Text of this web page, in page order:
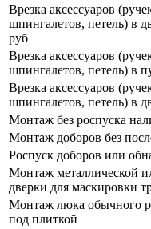
Врезка аксессуаров
шпингалетов, петель) в
руб
Врезка аксессуаров
шпингалетов, петель) в
Врезка аксессуаров
шпингалетов, петель) в
Монтаж без роспуска
Монтаж доборов без
Роспуск доборов или
Монтаж металлической
дверки для маскировки
Монтаж люка обычного
под плиткой